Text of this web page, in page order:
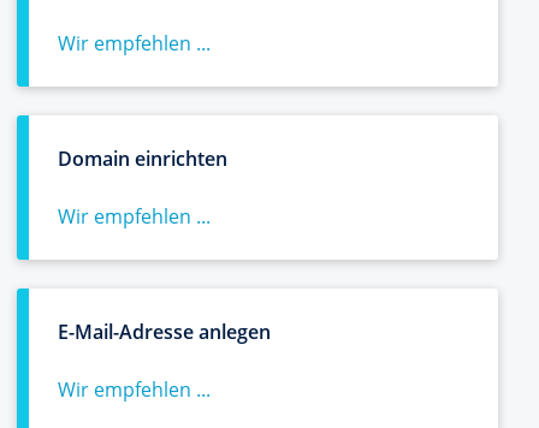
Wir empfehlen ...
Domain einrichten
Wir empfehlen ...
E-Mail-Adresse anlegen
Wir empfehlen ...